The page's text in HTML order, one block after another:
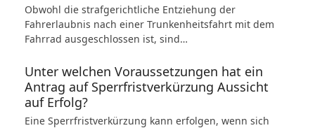
Obwohl die strafgerichtliche Entziehung der
Fahrerlaubnis nach einer Trunkenheitsfahrt mit dem
Fahrrad ausgeschlossen ist, sind…
Unter welchen Voraussetzungen hat ein
Antrag auf Sperrfristverkürzung Aussicht
auf Erfolg?
Eine Sperrfristverkürzung kann erfolgen, wenn sich